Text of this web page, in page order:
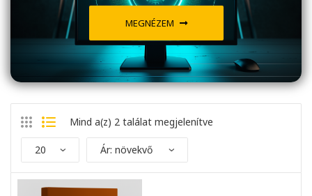
MEGNÉZEM
Mind a(z) 2 találat megjelenítve